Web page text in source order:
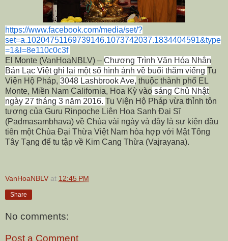
https://www.facebook.com/media/set/?
set=a.10204751169739146.1073742037.1834404591&type
=1&l=8e110c0c3f
El Monte (VanHoaNBLV) – Chương Trình Văn Hóa Nhân
Bản Lạc Việt ghi lại một số hình ảnh về buổi thăm viếng Tu
Viện Hộ Pháp, 3048 Lashbrook Ave, thuộc thành phố EL
Monte, Miền Nam California, Hoa Kỳ vào sáng Chủ Nhật
ngày 27 tháng 3 năm 2016. Tu Viện Hộ Pháp vừa thỉnh tôn
tượng của Guru Rinpoche Liên Hoa Sanh Đại Sĩ
(Padmasambhava) về Chùa vài ngày và đây là sự kiện đầu
tiên một Chùa Đại Thừa Việt Nam hòa hợp với Mật Tông
Tây Tạng để tu tập về Kim Cang Thừa (Vajrayana).
VanHoaNBLV at 12:45 PM
Share
No comments:
Post a Comment